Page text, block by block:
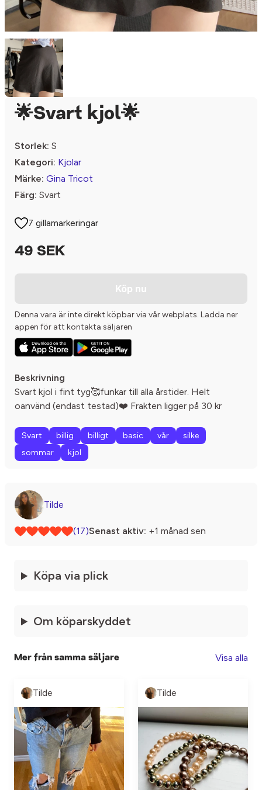
🌟Svart kjol🌟
Storlek: S
Kategori: Kjolar
Märke: Gina Tricot
Färg: Svart
7 gillamarkeringar
49 SEK
Köp nu
Denna vara är inte direkt köpbar via vår webplats. Ladda ner
appen för att kontakta säljaren
Beskrivning
Svart kjol i fint tyg🥰funkar till alla årstider. Helt
oanvänd (endast testad)❤️ Frakten ligger på 30 kr
Svart billig billigt basic vår
silke
sommar
kjol
Tilde
(17)Senast aktiv: +1 månad sen
Köpa via plick
Om köparskyddet
Mer från samma säljare Visa alla
Tilde Tilde